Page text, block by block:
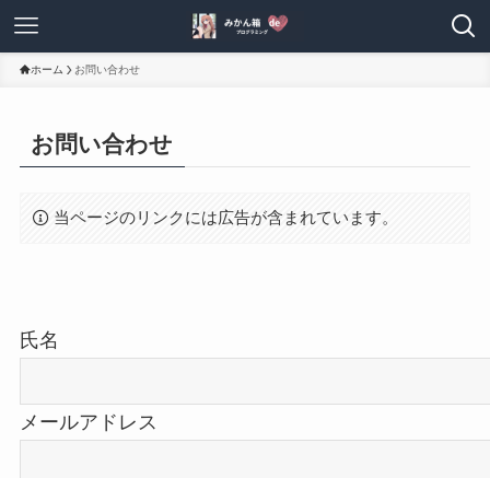
ホーム お問い合わせ
お問い合わせ
当ページのリンクには広告が含まれています。
氏名
メールアドレス